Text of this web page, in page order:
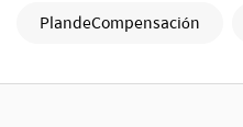
PlandeCompensación